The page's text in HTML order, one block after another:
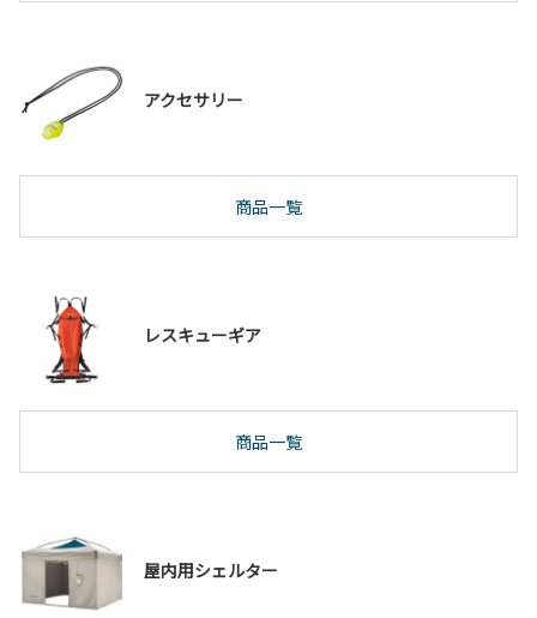
アクセサリー
商品一覧
レスキューギア
商品一覧
屋内用シェルター